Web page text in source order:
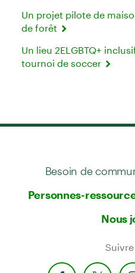
Un projet pilote de
de forêt
Un lieu 2ELGBTQ+
tournoi de soccer
Besoin de
Personnes-
Nous